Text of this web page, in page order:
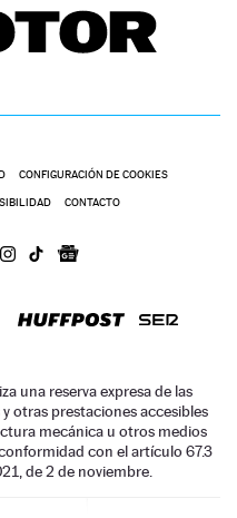
CONFIGURACIÓN DE COOKIES
CONTACTO
una reserva expresa de las
otras prestaciones accesibles
mecánica u otros medios
con el artículo 67.3
de 2 de noviembre.